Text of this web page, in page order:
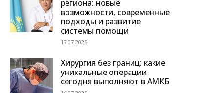
региона: новые
возможности, современные
подходы и развитие
системы помощи
17.07.2026
Хирургия без границ: какие
уникальные операции
сегодня выполняют в АМКБ